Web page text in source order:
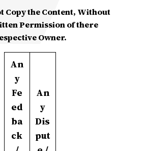
Copy the Content, Without
Permission of there
Owner.
An
y
Fe
ed
ba
ck
An
y
Dis
put